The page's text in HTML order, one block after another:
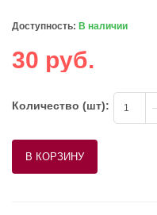
Доступность: В наличии
30 руб.
Количество (шт):